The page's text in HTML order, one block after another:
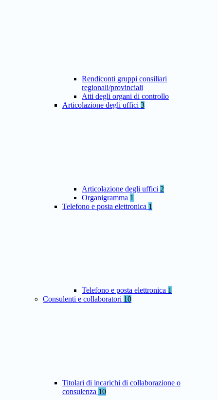
Rendiconti gruppi consiliari
regionali/provinciali
Atti degli organi di controllo
Articolazione degli uffici 3
Articolazione degli uffici 2
Organigramma 1
Telefono e posta elettronica 1
Telefono e posta elettronica 1
Consulenti e collaboratori 10
Titolari di incarichi di collaborazione o
consulenza 10